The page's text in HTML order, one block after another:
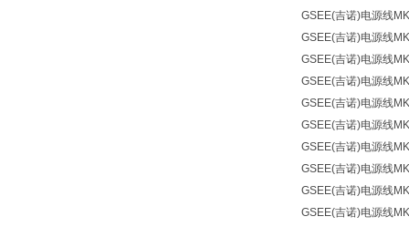
GSEE(吉诺)电源线
GSEE(吉诺)电源线
GSEE(吉诺)电源线
GSEE(吉诺)电源线
GSEE(吉诺)电源线
GSEE(吉诺)电源线
GSEE(吉诺)电源线
GSEE(吉诺)电源线
GSEE(吉诺)电源线
GSEE(吉诺)电源线